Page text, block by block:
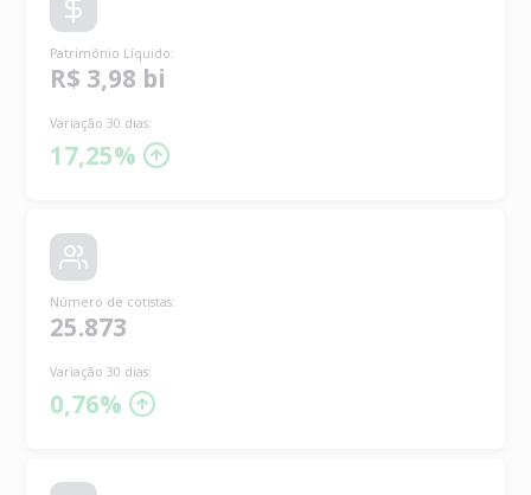
Patrimônio Líquido:
R$ 3,98 bi
Variação 30 dias:
17,25%
Número de cotistas:
25.873
Variação 30 dias:
0,76%